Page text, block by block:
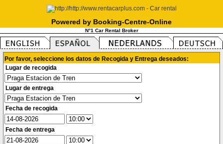
Powered by Booking-Centre-Online
N°1 Car Rental Broker
Por favor, seleccione los datos de Recogida y Entrega deseados:
Lugar de recogida
Lugar de entrega
Fecha de recogida
Fecha de entrega